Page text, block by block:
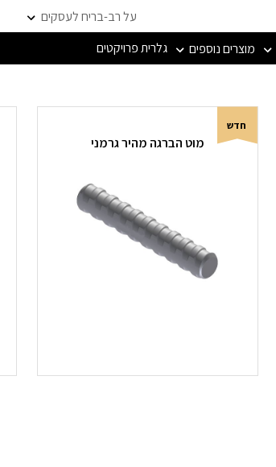
על רב-בריח לעסקים
מוצרים נוספים גלרית פרויקטים
חדש
מוט הברגה מהיר גרמני